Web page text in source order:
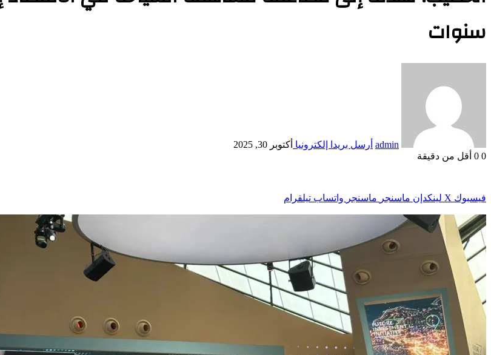
سنوات
admin أرسل بريدا إلكترونيا أكتوبر 30, 2025
0
أقل من دقيقة
فيسبوك ‫X لينكدإن ماسنجر ماسنجر واتساب تيلقرام